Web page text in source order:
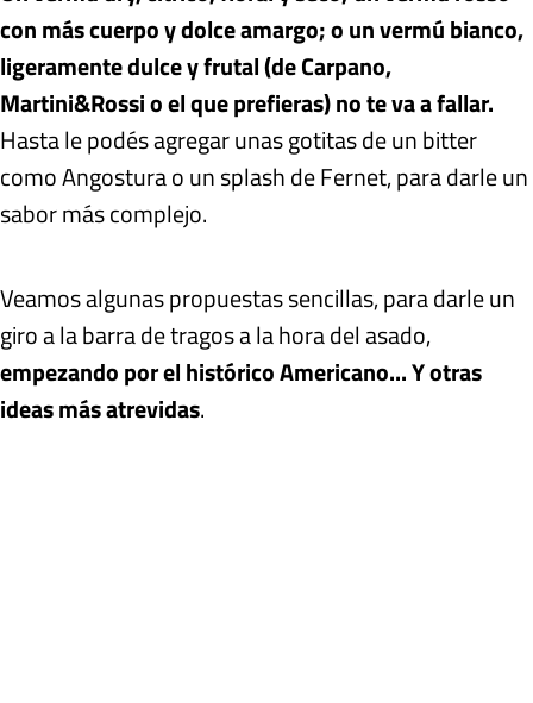
con más cuerpo y dolce amargo; o un vermú bianco,
ligeramente dulce y frutal (de Carpano,
Martini&Rossi o el que prefieras) no te va a fallar.
Hasta le podés agregar unas gotitas de un bitter
como Angostura o un splash de Fernet, para darle un
sabor más complejo.
Veamos algunas propuestas sencillas, para darle un
giro a la barra de tragos a la hora del asado,
empezando por el histórico Americano... Y otras
ideas más atrevidas.